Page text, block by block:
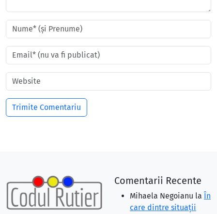
Comentarii Recente
Mihaela Negoianu la În
care dintre situaţii